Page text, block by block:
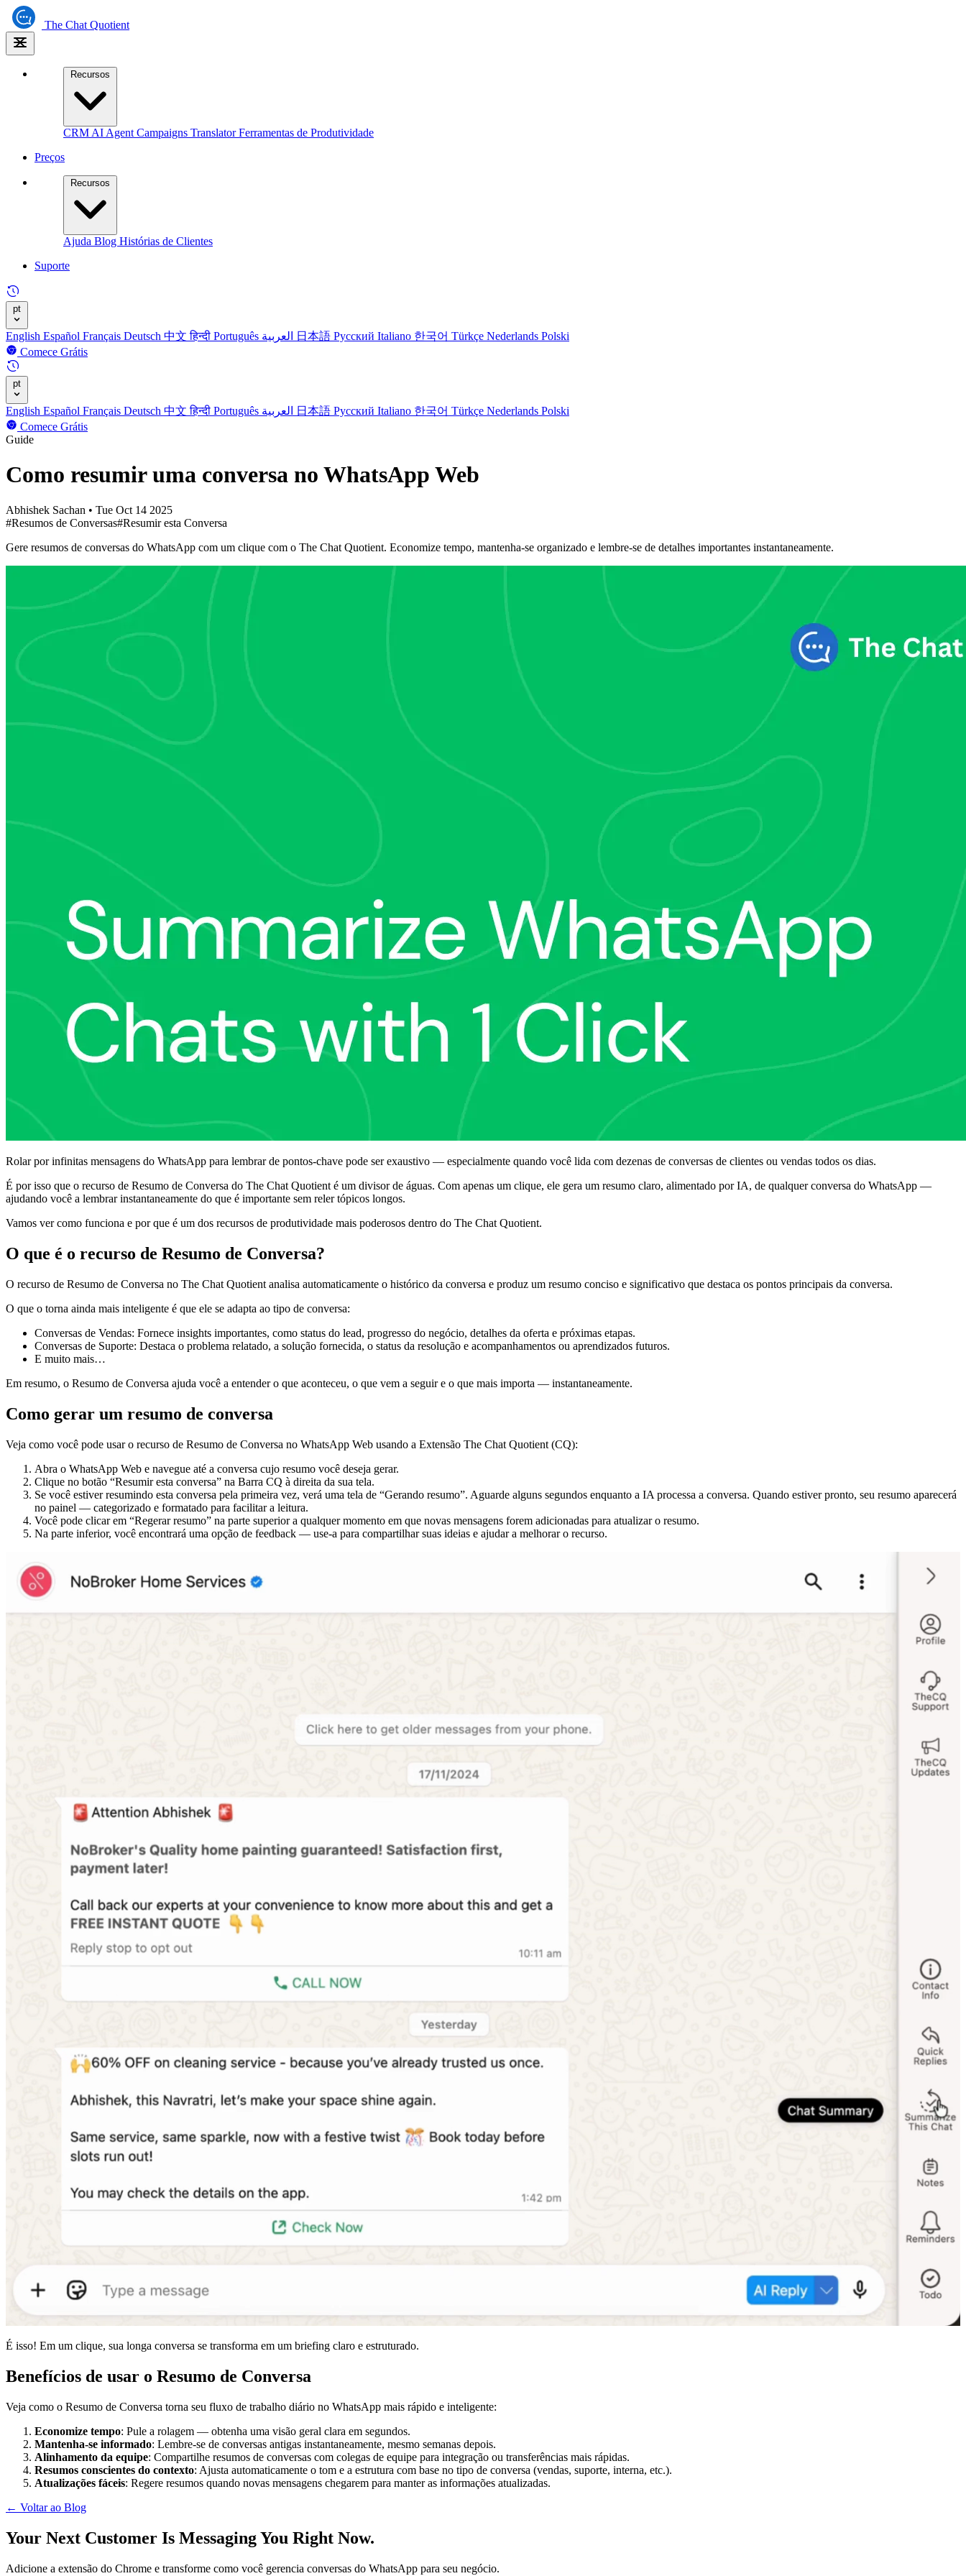
The Chat Quotient
Recursos
CRM AI Agent Campaigns TranslatorFerramentas de Produtividade
Preços
Recursos
Ajuda Blog Histórias de Clientes
Suporte
pt
English Español Français Deutsch 中文हिन्दी Português 日本語 Русский Italiano 한국어 Türkçe Nederlands Polski
Comece Grátis
pt
English Español Français Deutsch 中文हिन्दी Português 日本語 Русский Italiano 한국어 Türkçe Nederlands Polski
Comece Grátis
Guide
Como resumir uma conversa no WhatsApp Web
Abhishek Sachan • Tue Oct 14 2025
#Resumos de Conversas#Resumir esta Conversa
Gere resumos de conversas do WhatsApp com um clique com o The Chat Quotient. Economize tempo, mantenha-se organizado e lembre-se de detalhes importantes instantaneamente.
Rolar por infinitas mensagens do WhatsApp para lembrar de pontos-chave pode ser exaustivo — especialmente quando você lida com dezenas de conversas de clientes ou vendas todos os dias.
É por isso que o recurso de Resumo de Conversa do The Chat Quotient é um divisor de águas. Com apenas um clique, ele gera um resumo claro, alimentado por IA, de qualquer conversa do WhatsApp —
ajudando você a lembrar instantaneamente do que é importante sem reler tópicos longos.
Vamos ver como funciona e por que é um dos recursos de produtividade mais poderosos dentro do The Chat Quotient.
O que é o recurso de Resumo de Conversa?
O recurso de Resumo de Conversa no The Chat Quotient analisa automaticamente o histórico da conversa e produz um resumo conciso e significativo que destaca os pontos principais da conversa.
O que o torna ainda mais inteligente é que ele se adapta ao tipo de conversa:
Conversas de Vendas: Fornece insights importantes, como status do lead, progresso do negócio, detalhes da oferta e próximas etapas.
Conversas de Suporte: Destaca o problema relatado, a solução fornecida, o status da resolução e acompanhamentos ou aprendizados futuros.
E muito mais…
Em resumo, o Resumo de Conversa ajuda você a entender o que aconteceu, o que vem a seguir e o que mais importa — instantaneamente.
Como gerar um resumo de conversa
Veja como você pode usar o recurso de Resumo de Conversa no WhatsApp Web usando a Extensão The Chat Quotient (CQ):
Abra o WhatsApp Web e navegue até a conversa cujo resumo você deseja gerar.
Clique no botão “Resumir esta conversa” na Barra CQ à direita da sua tela.
Se você estiver resumindo esta conversa pela primeira vez, verá uma tela de “Gerando resumo”. Aguarde alguns segundos enquanto a IA processa a conversa. Quando estiver pronto, seu resumo aparecerá
no painel — categorizado e formatado para facilitar a leitura.
Você pode clicar em “Regerar resumo” na parte superior a qualquer momento em que novas mensagens forem adicionadas para atualizar o resumo.
Na parte inferior, você encontrará uma opção de feedback — use-a para compartilhar suas ideias e ajudar a melhorar o recurso.
É isso! Em um clique, sua longa conversa se transforma em um briefing claro e estruturado.
Benefícios de usar o Resumo de Conversa
Veja como o Resumo de Conversa torna seu fluxo de trabalho diário no WhatsApp mais rápido e inteligente:
Economize tempo: Pule a rolagem — obtenha uma visão geral clara em segundos.
Mantenha-se informado: Lembre-se de conversas antigas instantaneamente, mesmo semanas depois.
Alinhamento da equipe: Compartilhe resumos de conversas com colegas de equipe para integração ou transferências mais rápidas.
Resumos conscientes do contexto: Ajusta automaticamente o tom e a estrutura com base no tipo de conversa (vendas, suporte, interna, etc.).
Atualizações fáceis: Regere resumos quando novas mensagens chegarem para manter as informações atualizadas.
← Voltar ao Blog
Your Next Customer Is Messaging You Right Now.
Adicione a extensão do Chrome e transforme como você gerencia conversas do WhatsApp para seu negócio.